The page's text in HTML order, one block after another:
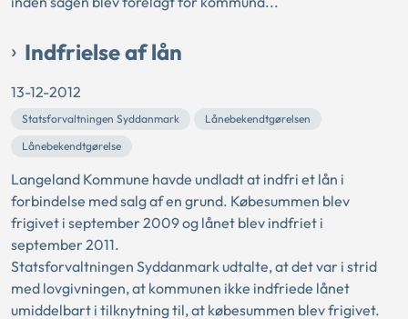
Indfrielse af lån
13-12-2012
Statsforvaltningen Syddanmark
Lånebekendtgørelsen
Lånebekendtgørelse
Langeland Kommune havde undladt at indfri et lån i
forbindelse med salg af en grund. Købesummen blev
frigivet i september 2009 og lånet blev indfriet i
september 2011.
Statsforvaltningen Syddanmark udtalte, at det var i strid
med lovgivningen, at kommunen ikke indfriede lånet
umiddelbart i tilknytning til, at købesummen blev frigivet.